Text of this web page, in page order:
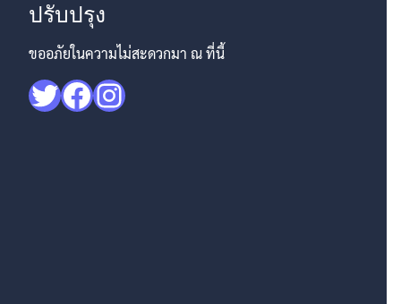
ปรับปรุง
ขออภัยในความไม่สะดวกมา ณ ที่นี้
Twitter
Facebook
Instagram